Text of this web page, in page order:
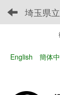
埼玉県
English 簡体